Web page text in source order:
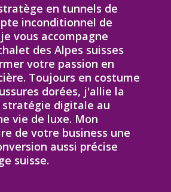
en tunnels de
inconditionnel de
vous accompagne
des Alpes suisses
votre passion en
Toujours en costume
dorées, j'allie la
stratégie digitale au
vie de luxe. Mon
de votre business une
aussi précise
suisse.